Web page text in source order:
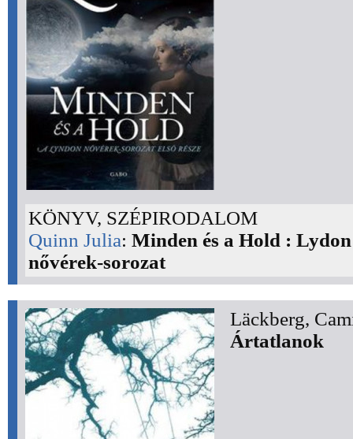
KÖNYV, SZÉPIRODALOM
Quinn Julia: Minden és a Hold : Lydon
nővérek-sorozat
Läckberg,
Ártatlanok